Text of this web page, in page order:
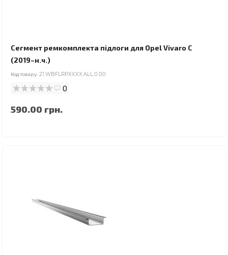
Сегмент ремкомплекта підлоги для Opel Vivaro C
(2019–н.ч.)
Код товару: 21.WBFLRPXXXX.ALL.0.00
0
590.00 грн.